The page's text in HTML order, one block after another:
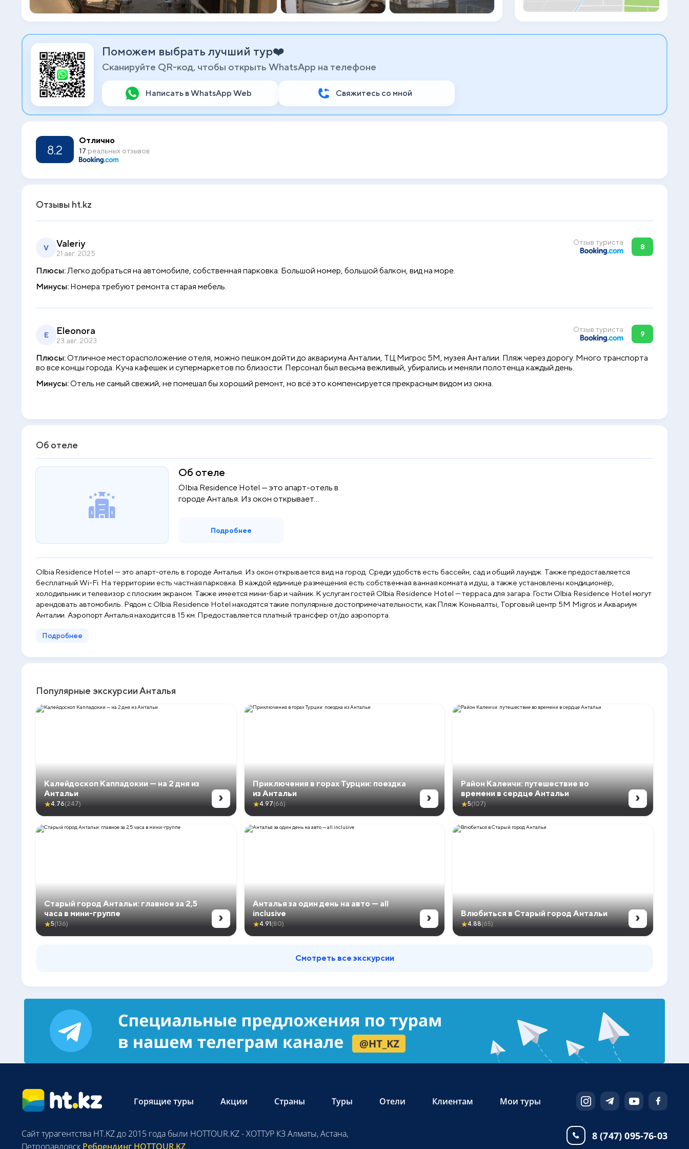
Аквариум Анталии. Аэропорт Анталья
находится в 15 км. Предоставляется
платный трансфер от/до аэропорта.
Поможем выбрать лучший тур❤️
Сканируйте QR-код, чтобы открыть WhatsApp на телефоне
Написать в WhatsApp Web Свяжитесь со мной
8.2
Отлично
17 реальных отзывов
Отзывы ht.kz
V Valeriy
21 авг. 2025
Отзыв туриста
8
Плюсы:Легко добраться на автомобиле, собственная парковка. Большой номер, большой балкон, вид на море.
Минусы: Номера требуют ремонта старая мебель.
E Eleonora
23 авг. 2023
Отзыв туриста
9
Плюсы:Отличное месторасположение отеля, можно пешком дойти до аквариума Анталии, ТЦ Мигрос 5М, музея Анталии. Пляж через дорогу. Много транспорта
во все концы города. Куча кафешек и супермаркетов по близости. Персонал был весьма вежливый, убирались и меняли полотенца каждый день.
Минусы:Отель не самый свежий, не помешал бы хороший ремонт, но всё это компенсируется прекрасным видом из окна.
Об отеле
Об отеле
Olbia Residence Hotel — это апарт-отель в
городе Анталья. Из окон открывает...
Подробнее
Olbia Residence Hotel — это апарт-отель в городе Анталья. Из окон открывается вид на город. Среди удобств есть бассейн, сад и общий лаундж. Также предоставляется
бесплатный Wi-Fi. На территории есть частная парковка. В каждой единице размещения есть собственная ванная комната и душ, а также установлены кондиционер,
холодильник и телевизор с плоским экраном. Также имеется мини-бар и чайник. К услугам гостей Olbia Residence Hotel — терраса для загара. Гости Olbia Residence Hotel могут
арендовать автомобиль. Рядом с Olbia Residence Hotel находятся такие популярные достопримечательности, как Пляж Коньяалты, Торговый центр 5M Migros и Аквариум
Анталии. Аэропорт Анталья находится в 15 км. Предоставляется платный трансфер от/до аэропорта.
Подробнее
Популярные экскурсии Анталья
Калейдоскоп Каппадокии — на 2 дня из
Антальи
★4.76(247) ›
Приключения в горах Турции: поездка
из Антальи
★4.97(66) ›
Район Калеичи: путешествие во
времени в сердце Антальи
★5(107) ›
Старый город Антальи: главное за 2,5
часа в мини-группе
★5(136) ›
Анталья за один день на авто — all
inclusive
★4.91 (80) › Влюбиться в Старый город Антальи
★4.88(65) ›
Смотреть все экскурсии
Горящие туры Акции Страны Туры Отели Клиентам Мои туры
8 (747) 095-76-03
Сайт турагентства HT.KZ до 2015 года были HOTTOUR.KZ - ХОТТУР КЗ Алматы, Астана,
Петропавловск Ребрендинг HOTTOUR.KZ